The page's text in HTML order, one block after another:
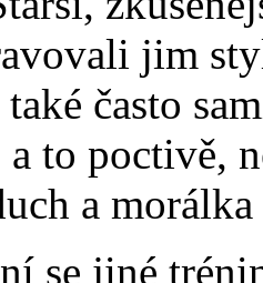
jim
často
to poctivě,
a
se jiné